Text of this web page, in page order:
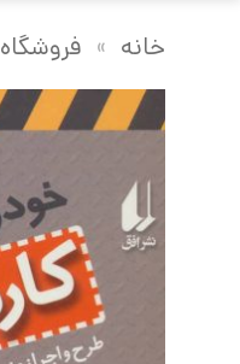
خانه » فروشگاه